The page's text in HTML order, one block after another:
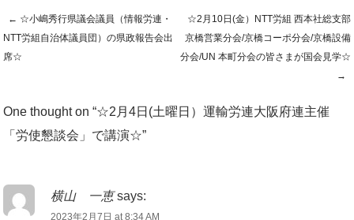
Post navigation
← ☆小嶋秀行県議会議員（情報労連・
NTT労組自治体議員団）の県政報告会出
席☆
☆2月10日(金）NTT労組 西本社総支部
京橋営業分会/京橋コーポ分会/京橋設備
分会/UN 本町分会の皆さまが国会見学☆
→
One thought on “☆2月4日(土曜日）運輸労連大阪府連主催
「労使懇談会」で講演☆”
横山 一恵 says:
2023年2月7日 at 8:34 AM